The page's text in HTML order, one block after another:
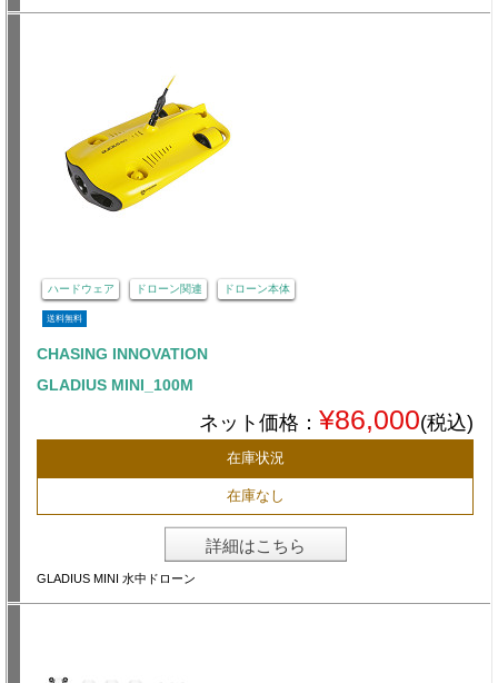
ハードウェア ドローン関連 ドローン本体
送料無料
CHASING INNOVATION
GLADIUS MINI_100M
ネット価格： ¥86,000(税込)
在庫状況
在庫なし
詳細はこちら
GLADIUS MINI 水中ドローン